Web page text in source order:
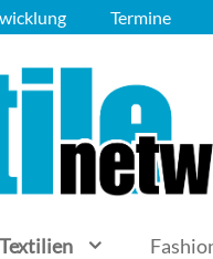
Termine